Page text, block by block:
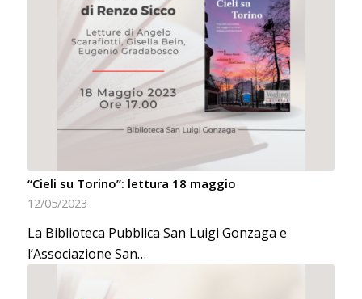
“Cieli su Torino”: lettura 18 maggio
12/05/2023
La Biblioteca Pubblica San Luigi Gonzaga e
l’Associazione San…